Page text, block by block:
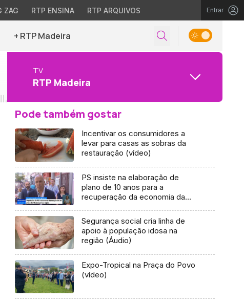
ZAG RTP ENSINA RTP ARQUIVOS Entrar
+ RTP Madeira
TV
RTP Madeira
Pode também gostar
Incentivar os consumidores a
levar para casas as sobras da
restauração (vídeo)
PS insiste na elaboração de
plano de 10 anos para a
recuperação da economia da
Segurança social cria linha de
apoio à população idosa na
região (Áudio)
Expo-Tropical na Praça do Povo
(vídeo)